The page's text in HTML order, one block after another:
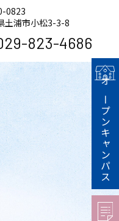
0823
土浦市小松3-3-8
823-4686
オープンキャンパス